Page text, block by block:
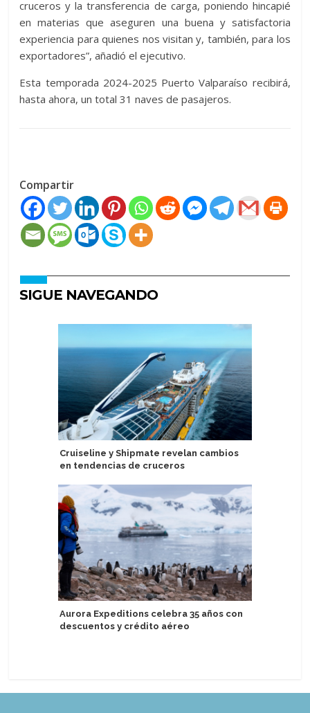
cruceros y la transferencia de carga, poniendo hincapié
en materias que aseguren una buena y satisfactoria
experiencia para quienes nos visitan y, también, para los
exportadores”, añadió el ejecutivo.
Esta temporada 2024-2025 Puerto Valparaíso recibirá,
hasta ahora, un total 31 naves de pasajeros.
Compartir
SIGUE NAVEGANDO
Cruiseline y Shipmate revelan cambios
en tendencias de cruceros
Aurora Expeditions celebra 35 años con
descuentos y crédito aéreo